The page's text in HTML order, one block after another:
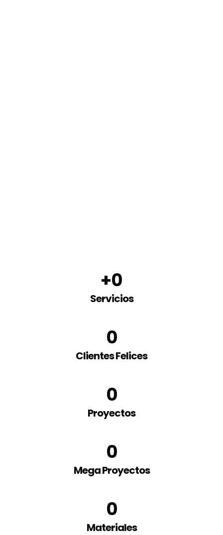
Servicios
+0
Clientes Felices
0
Proyectos
0
Mega Proyectos
0
Materiales
0